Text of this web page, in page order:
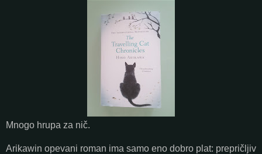
Mnogo hrupa za nič.
Arikawin opevani roman ima samo eno dobro plat: prepričljiv